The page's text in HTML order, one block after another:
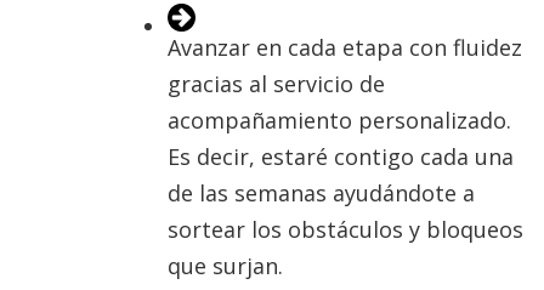
Avanzar en cada etapa con fluidez
gracias al servicio de
acompañamiento personalizado.
Es decir, estaré contigo cada una
de las semanas ayudándote a
sortear los obstáculos y bloqueos
que surjan.